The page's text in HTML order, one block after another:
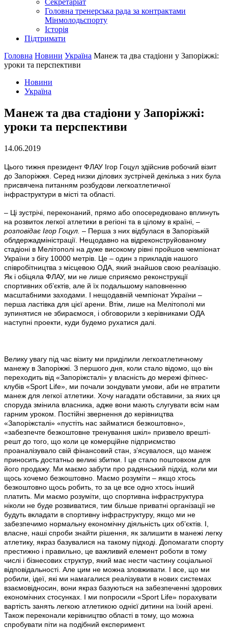
Головна тренерська рада за контрактами
Мінмолодьспорту
Історія
Підтримати
Головна Новини Україна Манеж та два стадіони у Запоріжжі:
уроки та перспективи
Новини
Україна
Манеж та два стадіони у Запоріжжі:
уроки та перспективи
14.06.2019
Цього тижня президент ФЛАУ Ігор Гоцул здійснив робочий візит
до Запоріжжя. Серед низки ділових зустрічей декілька з них була
присвячена питанням розбудови легкоатлетичної
інфраструктури в місті та області.
– Ці зустрічі, переконаний, прямо або опосередковано вплинуть
на розвиток легкої атлетики в регіоні та в цілому в країні, –
розповідає Ігор Гоцул. – Перша з них відбулася в Запорізькій
облдержадміністрації. Нещодавно на відреконструйованому
стадіоні в Мелітополі на дуже високому рівні пройшов чемпіонат
України з бігу 10000 метрів. Це – один з прикладів нашого
співробітництва з місцевою ОДА, який знайшов свою реалізацію.
Як і обіцяла ФЛАУ, ми не лише сприяємо реконструкції
спортивних об’єктів, але й їх подальшому наповненню
масштабними заходами. І нещодавній чемпіонат України –
перша ластівка для цієї арени. Втім, лише на Мелітополі ми
зупинятися не збираємося, і обговорили з керівниками ОДА
наступні проекти, куди будемо рухатися далі.
Велику увагу під час візиту ми приділили легкоатлетичному
манежу в Запоріжжі. З першого дня, коли стало відомо, що він
переходить від «Запоріжсталі» у власність до мережі фітнес-
клубів «Sport Life», ми почали зондувати умови, аби не втратити
манеж для легкої атлетики. Хочу нагадати обставини, за яких ця
споруда змінила власника, адже вони мають слугувати всім нам
гарним уроком. Постійні звернення до керівництва
«Запоріжсталі» «пустіть нас займатися безкоштовно»,
«забезпечте безкоштовне тренування шкіл» призвело врешті-
решт до того, що коли це комерційне підприємство
проаналізувало свій фінансовий стан, з’ясувалося, що манеж
приносить достатньо великі збитки. І це стало поштовхом для
його продажу. Ми маємо забути про радянський підхід, коли ми
щось хочемо безкоштовно. Маємо розуміти – якщо хтось
безкоштовно щось робить, то за це все одно хтось інший
платить. Ми маємо розуміти, що спортивна інфраструктура
ніколи не буде розвиватися, тим більше приватні організації не
будуть вкладати в спортивну інфраструктуру, якщо ми не
забезпечимо нормальну економічну діяльність цих об’єктів. І,
власне, наші спроби знайти рішення, як залишити в манежі легку
атлетику, якраз базувалися на такому підході. Допомагати спорту
престижно і правильно, це важливий елемент роботи в тому
числі і бізнесових структур, який має нести частину соціальної
відповідальності. Але цим не можна зловживати. І все, що ми
робили, ідеї, які ми намагалися реалізувати в нових системах
взаємовідносин, вони якраз базуються на забезпеченні здорових
економічних стосунках. І ми попросили «Sport Life» порахувати
вартість занять легкою атлетикою однієї дитини на їхній арені.
Також переконали керівництво області в тому, що можна
спробувати піти на подібний експеримент.